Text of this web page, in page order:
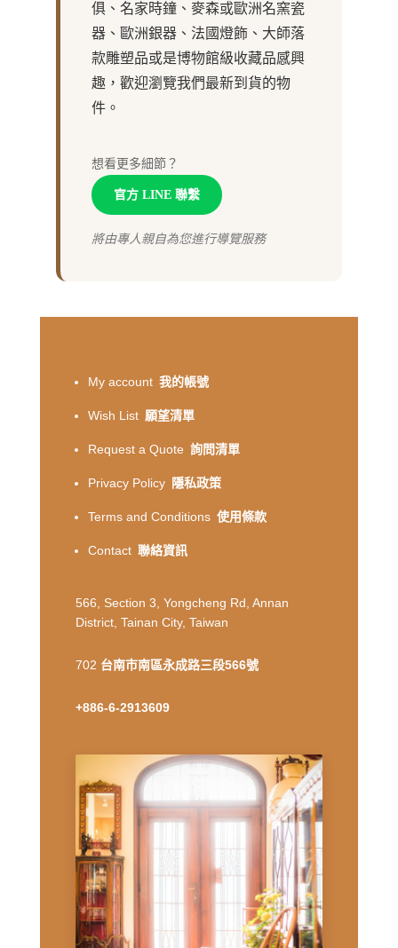
俱、名家時鐘、麥森或歐洲名窯瓷
器、歐洲銀器、法國燈飾、大師落
款雕塑品或是博物館級收藏品感興
趣，歡迎瀏覽我們最新到貨的物
件。
想看更多細節？
官方 LINE 聯繫
將由專人親自為您進行導覽服務
My account 我的帳號
Wish List 願望清單
Request a Quote 詢問清單
Privacy Policy 隱私政策
Terms and Conditions 使用條款
Contact 聯絡資訊
566, Section 3, Yongcheng Rd, Annan
District, Tainan City, Taiwan
702 台南市南區永成路三段566號
+886-6-2913609